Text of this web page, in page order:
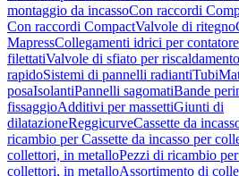
montaggio da incassoCon raccordi
Con raccordi CompactValvole di ritegno
MapressCollegamenti idrici per
filettatiValvole di sfiato per riscaldamento
rapidoSistemi di pannelli radiantiTubi
posaIsolantiPannelli sagomatiBande
fissaggioAdditivi per massettiGiunti di
dilatazioneReggicurveCassette da
ricambio per Cassette da incasso per
collettori, in metalloPezzi di ricambio
collettori, in metalloAssortimento di